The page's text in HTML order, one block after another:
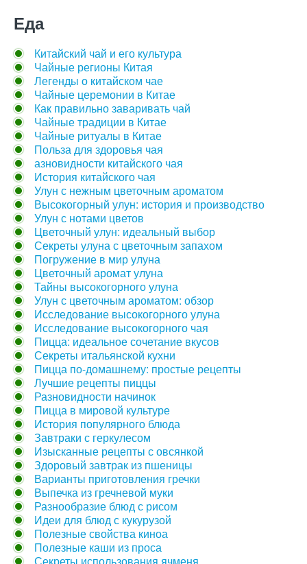
Еда
Китайский чай и его культура
Чайные регионы Китая
Легенды о китайском чае
Чайные церемонии в Китае
Как правильно заваривать чай
Чайные традиции в Китае
Чайные ритуалы в Китае
Польза для здоровья чая
азновидности китайского чая
История китайского чая
Улун с нежным цветочным ароматом
Высокогорный улун: история и производство
Улун с нотами цветов
Цветочный улун: идеальный выбор
Секреты улуна с цветочным запахом
Погружение в мир улуна
Цветочный аромат улуна
Тайны высокогорного улуна
Улун с цветочным ароматом: обзор
Исследование высокогорного улуна
Исследование высокогорного чая
Пицца: идеальное сочетание вкусов
Секреты итальянской кухни
Пицца по-домашнему: простые рецепты
Лучшие рецепты пиццы
Разновидности начинок
Пицца в мировой культуре
История популярного блюда
Завтраки с геркулесом
Изысканные рецепты с овсянкой
Здоровый завтрак из пшеницы
Варианты приготовления гречки
Выпечка из гречневой муки
Разнообразие блюд с рисом
Идеи для блюд с кукурузой
Полезные свойства киноа
Полезные каши из проса